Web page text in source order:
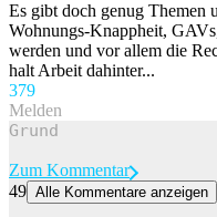
Es gibt doch genug Themen
Wohnungs-Knappheit,
werden und vor allem die
halt Arbeit dahinter...
379
Melden
Zum Kommentar
49 Alle Kommentare anzeigen